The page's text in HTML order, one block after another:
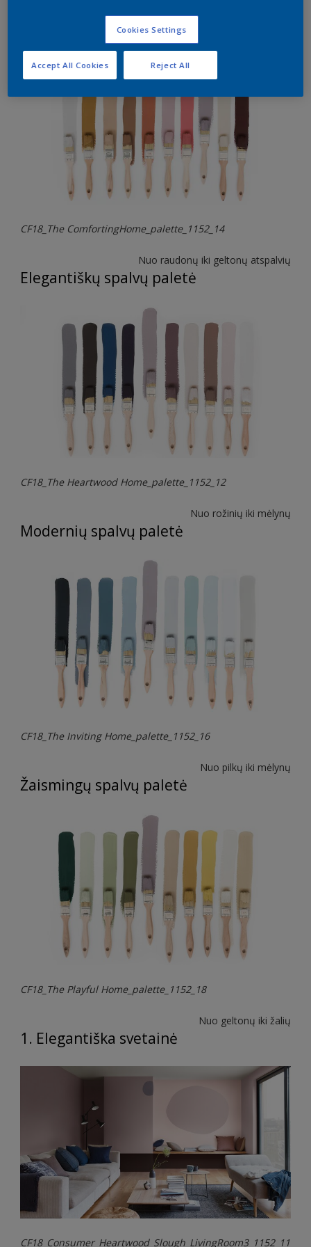
Atpalaiduojančių spalvų paletė
CF18_The ComfortingHome_palette_1152_14
Nuo raudonų iki geltonų atspalvių
Elegantiškų spalvų paletė
CF18_The Heartwood Home_palette_1152_12
Nuo rožinių iki mėlynų
Modernių spalvų paletė
CF18_The Inviting Home_palette_1152_16
Nuo pilkų iki mėlynų
Žaismingų spalvų paletė
CF18_The Playful Home_palette_1152_18
Nuo geltonų iki žalių
1. Elegantiška svetainė
CF18_Consumer_Heartwood_Slough_LivingRoom3_1152_11
Cookies Settings
Reject All
Accept All Cookies